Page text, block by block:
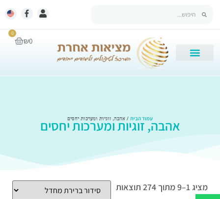
₪0
0
עמוד הבית / אהבה, זוגיות ומערכות יחסים
אהבה, זוגיות ומערכות יחסים
מציג 1–9 מתוך 274 תוצאות